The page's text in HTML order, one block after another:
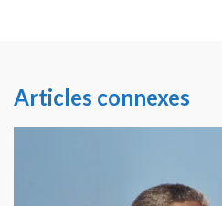
Articles connexes